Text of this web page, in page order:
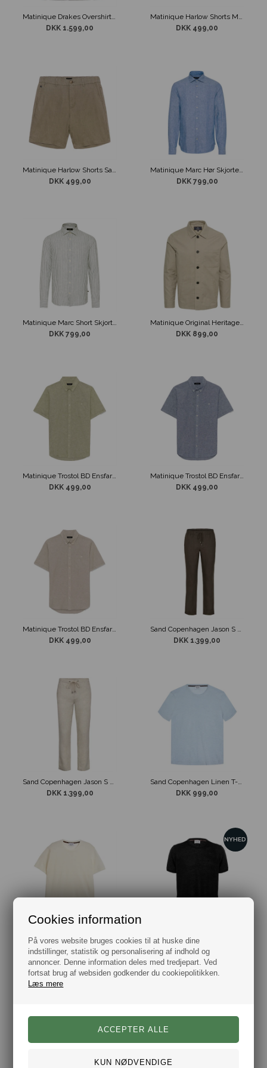
Cookies information
På vores website bruges cookies til at huske dine
indstillinger, statistik og personalisering af indhold og
annoncer. Denne information deles med tredjepart. Ved
fortsat brug af websiden godkender du cookiepolitikken.
Læs mere
Matinique Drakes Overshirt Mørkebrun
DKK 1.599,00
Matinique Harlow Shorts Mørkeblå
DKK 499,00
DKK 499,00
Matinique Marc Hør Skjorte Blå
DKK 799,00
Matinique Marc Short Skjorte Grøn/Hvid
DKK 799,00
Matinique Original Heritage Overshirt Beige
DKK 899,00
Matinique Trostol BD Ensfarvet Skjorte Lysegrøn
DKK 499,00
Matinique Trostol BD Ensfarvet Skjorte Støvet Blå
DKK 499,00
Matinique Trostol BD Ensfarvet Skjorte Støvet Sand
DKK 499,00
DKK 1.399,00
Sand Copenhagen Jason S Hør Bukser Lys Sand
DKK 1.399,00
Sand Copenhagen Linen T-Shirt Lyseblå
DKK 999,00
DKK 999,00
NYHED
DKK 999,00